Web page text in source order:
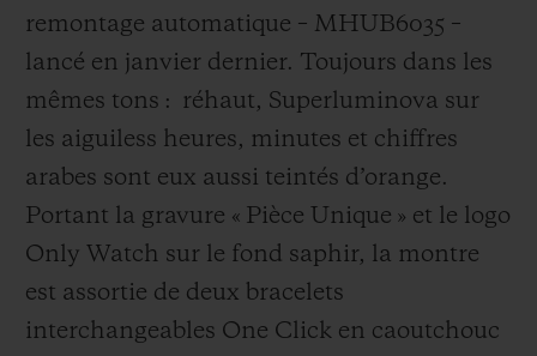
remontage automatique – MHUB6035 –
lancé en janvier dernier. Toujours dans les
mêmes tons : réhaut, Superluminova sur
les aiguiless heures, minutes et chiffres
arabes sont eux aussi teintés d’orange.
Portant la gravure « Pièce Unique » et le logo
Only Watch sur le fond saphir, la montre
est assortie de deux bracelets
interchangeables One Click en caoutchouc